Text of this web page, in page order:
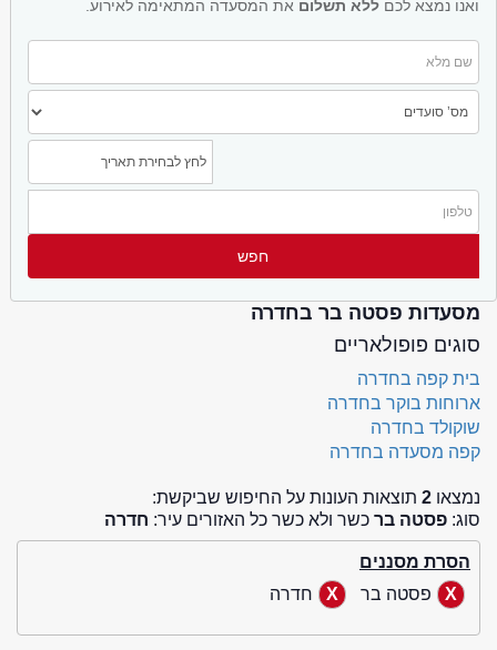
ואנו נמצא לכם ללא תשלום את המסעדה המתאימה לאירוע.
מסעדות פסטה בר בחדרה
סוגים פופולאריים
בית קפה בחדרה
ארוחות בוקר בחדרה
שוקולד בחדרה
קפה מסעדה בחדרה
נמצאו 2 תוצאות העונות על החיפוש שביקשת:
סוג: פסטה בר כשר ולא כשר כל האזורים עיר: חדרה
הסרת מסננים
פסטה בר
חדרה